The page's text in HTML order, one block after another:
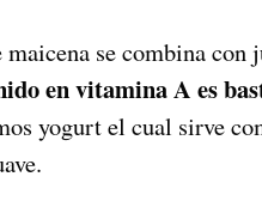
se combina con
en vitamina A es
yogurt el cual sirve